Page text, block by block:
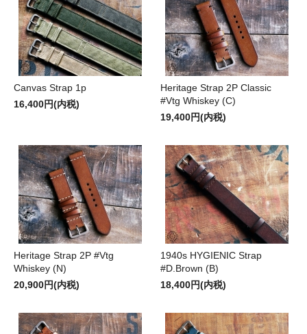
Canvas Strap 1p
16,400円(内税)
Heritage Strap 2P Classic
#Vtg Whiskey (C)
19,400円(内税)
Heritage Strap 2P #Vtg
Whiskey (N)
20,900円(内税)
1940s HYGIENIC Strap
#D.Brown (B)
18,400円(内税)